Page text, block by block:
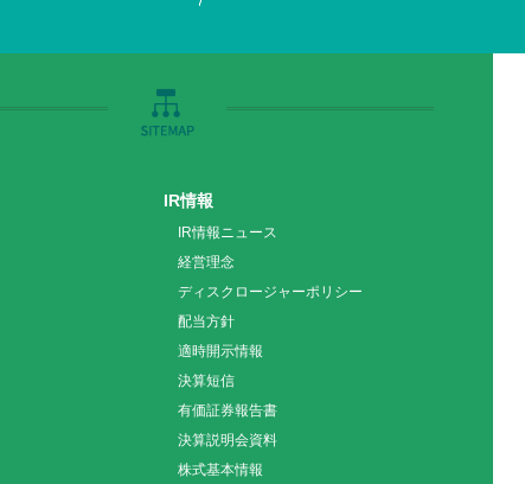
IR情報
IR情報ニュース
経営理念
ディスクロージャーポリシー
配当方針
適時開示情報
決算短信
有価証券報告書
決算説明会資料
株式基本情報